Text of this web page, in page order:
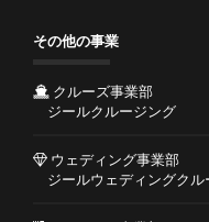
その他の事業
クルーズ事業部
ジールクルージング
ウェディング事業部
ジールウェディングクル